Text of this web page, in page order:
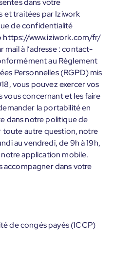
dans votre
et traitées par Iziwork
de confidentialité
https://www.iziwork.com/fr/
à l’adresse : contact-
au Règlement
Personnelles (RGPD) mis
vous pouvez exercer vos
vous concernant et les faire
la portabilité en
dans notre politique de
autre question, notre
au vendredi, de 9h à 19h,
application mobile.
accompagner dans votre
de congés payés (ICCP)